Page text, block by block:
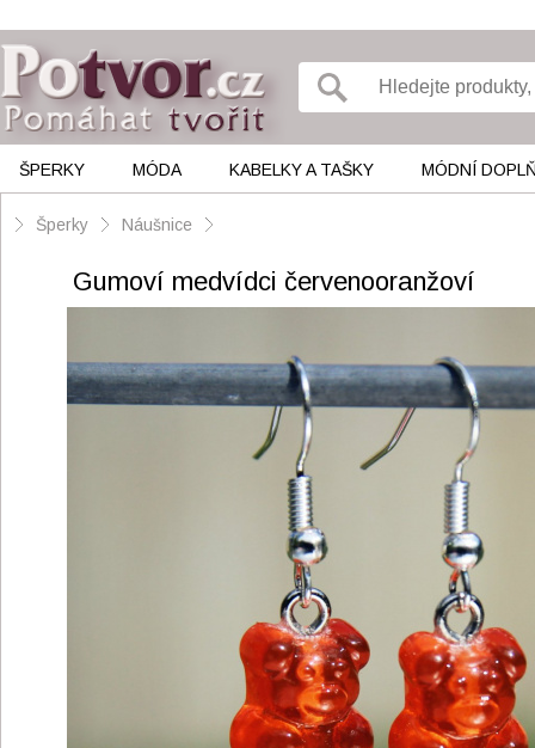
ŠPERKY MÓDA KABELKY A TAŠKY MÓDNÍ
Šperky Náušnice
Gumoví medvídci červenooranžoví